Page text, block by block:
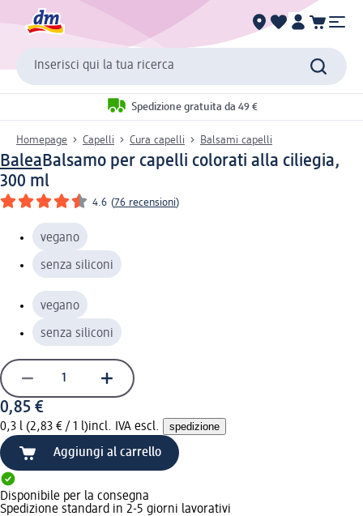
Inserisci qui la tua ricerca
Spedizione gratuita da 49 €
Homepage Capelli Cura capelli Balsami capelli
BaleaBalsamo per capelli colorati alla ciliegia,
300 ml
4.6 (76 recensioni)
vegano
senza siliconi
vegano
senza siliconi
0,85 €
0,3 l (2,83 € / 1 l)incl. IVA escl. spedizione
Aggiungi al carrello
Disponibile per la consegna
Spedizione standard in 2-5 giorni lavorativi